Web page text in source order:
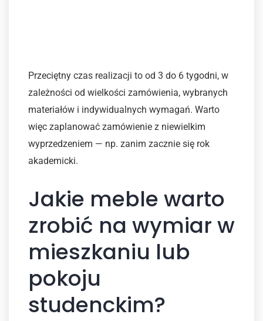
Przeciętny czas realizacji to od 3 do 6 tygodni, w
zależności od wielkości zamówienia, wybranych
materiałów i indywidualnych wymagań. Warto
więc zaplanować zamówienie z niewielkim
wyprzedzeniem — np. zanim zacznie się rok
akademicki.
Jakie meble warto
zrobić na wymiar w
mieszkaniu lub
pokoju
studenckim?